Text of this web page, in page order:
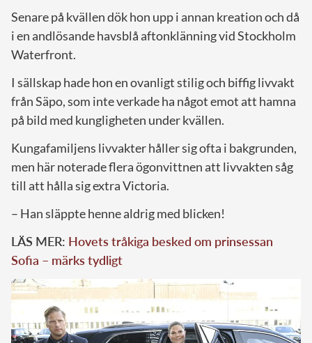
Senare på kvällen dök hon upp i annan kreation och då
i en andlösande havsblå aftonklänning vid Stockholm
Waterfront.
I sällskap hade hon en ovanligt stilig och biffig livvakt
från Säpo, som inte verkade ha något emot att hamna
på bild med kungligheten under kvällen.
Kungafamiljens livvakter håller sig ofta i bakgrunden,
men här noterade flera ögonvittnen att livvakten såg
till att hålla sig extra Victoria.
– Han släppte henne aldrig med blicken!
LÄS MER: Hovets tråkiga besked om prinsessan
Sofia – märks tydligt